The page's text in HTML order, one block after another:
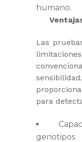
humano.
Las
para
genotipos